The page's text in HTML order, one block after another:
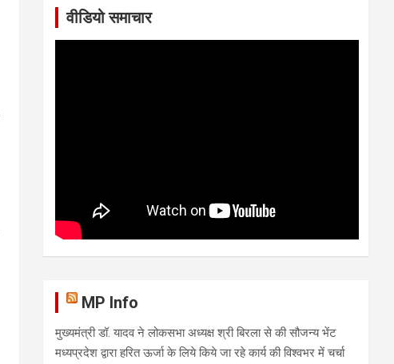
वीडियो समाचार
MP Info
मुख्यमंत्री डॉ. यादव ने लोकसभा अध्यक्ष श्री बिरला से की सौजन्य भेंट
मध्यप्रदेश द्वारा हरित ऊर्जा के लिये किये जा रहे कार्य की विश्वभर में चर्चा